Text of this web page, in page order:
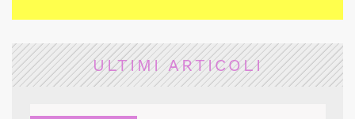
ULTIMI ARTICOLI